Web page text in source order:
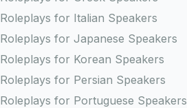
Roleplays for Italian Speakers
Roleplays for Japanese Speakers
Roleplays for Korean Speakers
Roleplays for Persian Speakers
Roleplays for Portuguese Speakers